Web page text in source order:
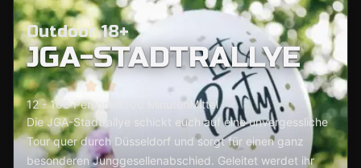
Outdoor 18+
JGA-STADTRALLYE
12 - 100 Personen 300 Minuten Mittel
Die JGA-Stadtrallye schickt euch auf eine unvergessliche
Tour quer durch Düsseldorf und sorgt für einen ganz
besonderen Junggesellenabschied. Geleitet werdet ihr